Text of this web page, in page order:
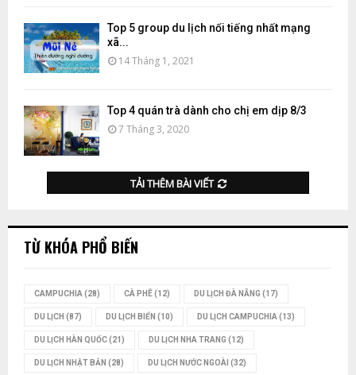
Top 5 group du lịch nổi tiếng nhất mạng
xã...
14 Tháng 1, 2021
Top 4 quán trà dành cho chị em dịp 8/3
7 Tháng 3, 2020
TẢI THÊM BÀI VIẾT
TỪ KHÓA PHỔ BIẾN
CAMPUCHIA(28) CÀ PHÊ(12) DU LỊCH ĐÀ NẴNG (17)
DU LỊCH (87) DU LỊCH BIỂN (10) DU LỊCH CAMPUCHIA(13)
DU LỊCH HÀN QUỐC(21) DU LỊCH NHA TRANG (12)
DU LỊCH NHẬT BẢN (28) DU LỊCH NƯỚC NGOÀI (32)